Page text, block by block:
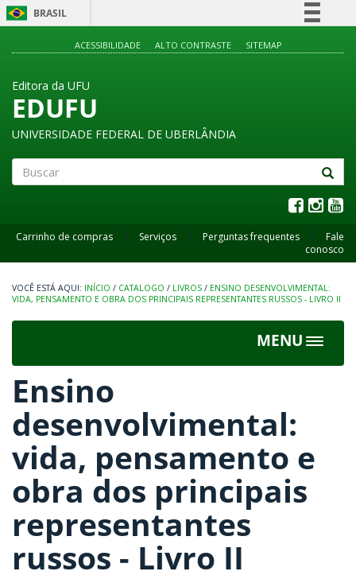
BRASIL
Legislação
Canais
ACESSIBILIDADE ALTO CONTRASTE SITEMAP
Editora da UFU
EDUFU
UNIVERSIDADE FEDERAL DE UBERLÂNDIA
Carrinho de compras Serviços Perguntas frequentes
Fale
conosco
INÍCIO / CATALOGO / LIVROS / ENSINO DESENVOLVIMENTAL:
VIDA, PENSAMENTO E OBRA DOS PRINCIPAIS REPRESENTANTES RUSSOS - LIVRO II
MENU
Toggle
Ensino
desenvolvimental:
vida, pensamento e
obra dos principais
representantes
russos - Livro II